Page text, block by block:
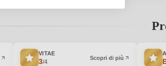
VITAE
3/4
Scopri di più